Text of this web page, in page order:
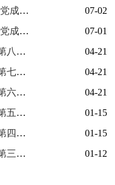
德州工程职业学院庆祝中国共产党成立105周年“我来讲党课”优秀微党课作品展播（二）燃灯校长张桂梅（主讲人：数字商贸学院教工党支部王兴珍）
07-02
德州工程职业学院庆祝中国共产党成立105周年“我来讲党课”优秀微党课作品展播（一）泥火守文脉、实干显担当——党员匠人王宪利的初心答卷（主讲人：马克思主义学院姜尊帅）
07-01
德工网络思政课堂 | 微党课系列第八讲——一抔热土藏忠骨 红脉永续润天衢
04-21
德工网络思政课堂 | 微党课系列第七讲——匠心筑梦 青春向党：天衢新区青年工匠的奋进之歌
04-21
德工网络思政课堂 | 微党课系列第六讲——梁丽霞与“中国黑陶城”的复兴故事
04-21
德工网络思政课堂 | 微党课系列第五讲——以初心育新人——党员教师的使命与担当
01-15
德工网络思政课堂 | 微党课系列第四讲——从“地窖里的指挥部”读懂红色信仰与党员初心
01-15
德工网络思政课堂 | 微党课系列第三讲——党建促振兴，聚力绘共富——党建引领乡村振兴的“德州答卷”
01-12